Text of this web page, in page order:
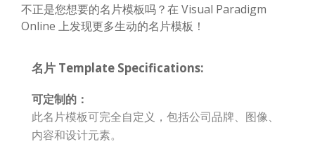
不正是您想要的名片模板吗？在 Visual Paradigm
Online 上发现更多生动的名片模板！
名片 Template Specifications:
可定制的：
此名片模板可完全自定义，包括公司品牌、图像、
内容和设计元素。